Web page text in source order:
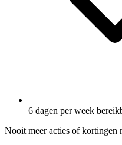
6 dagen per week
Nooit meer acties of kortingen